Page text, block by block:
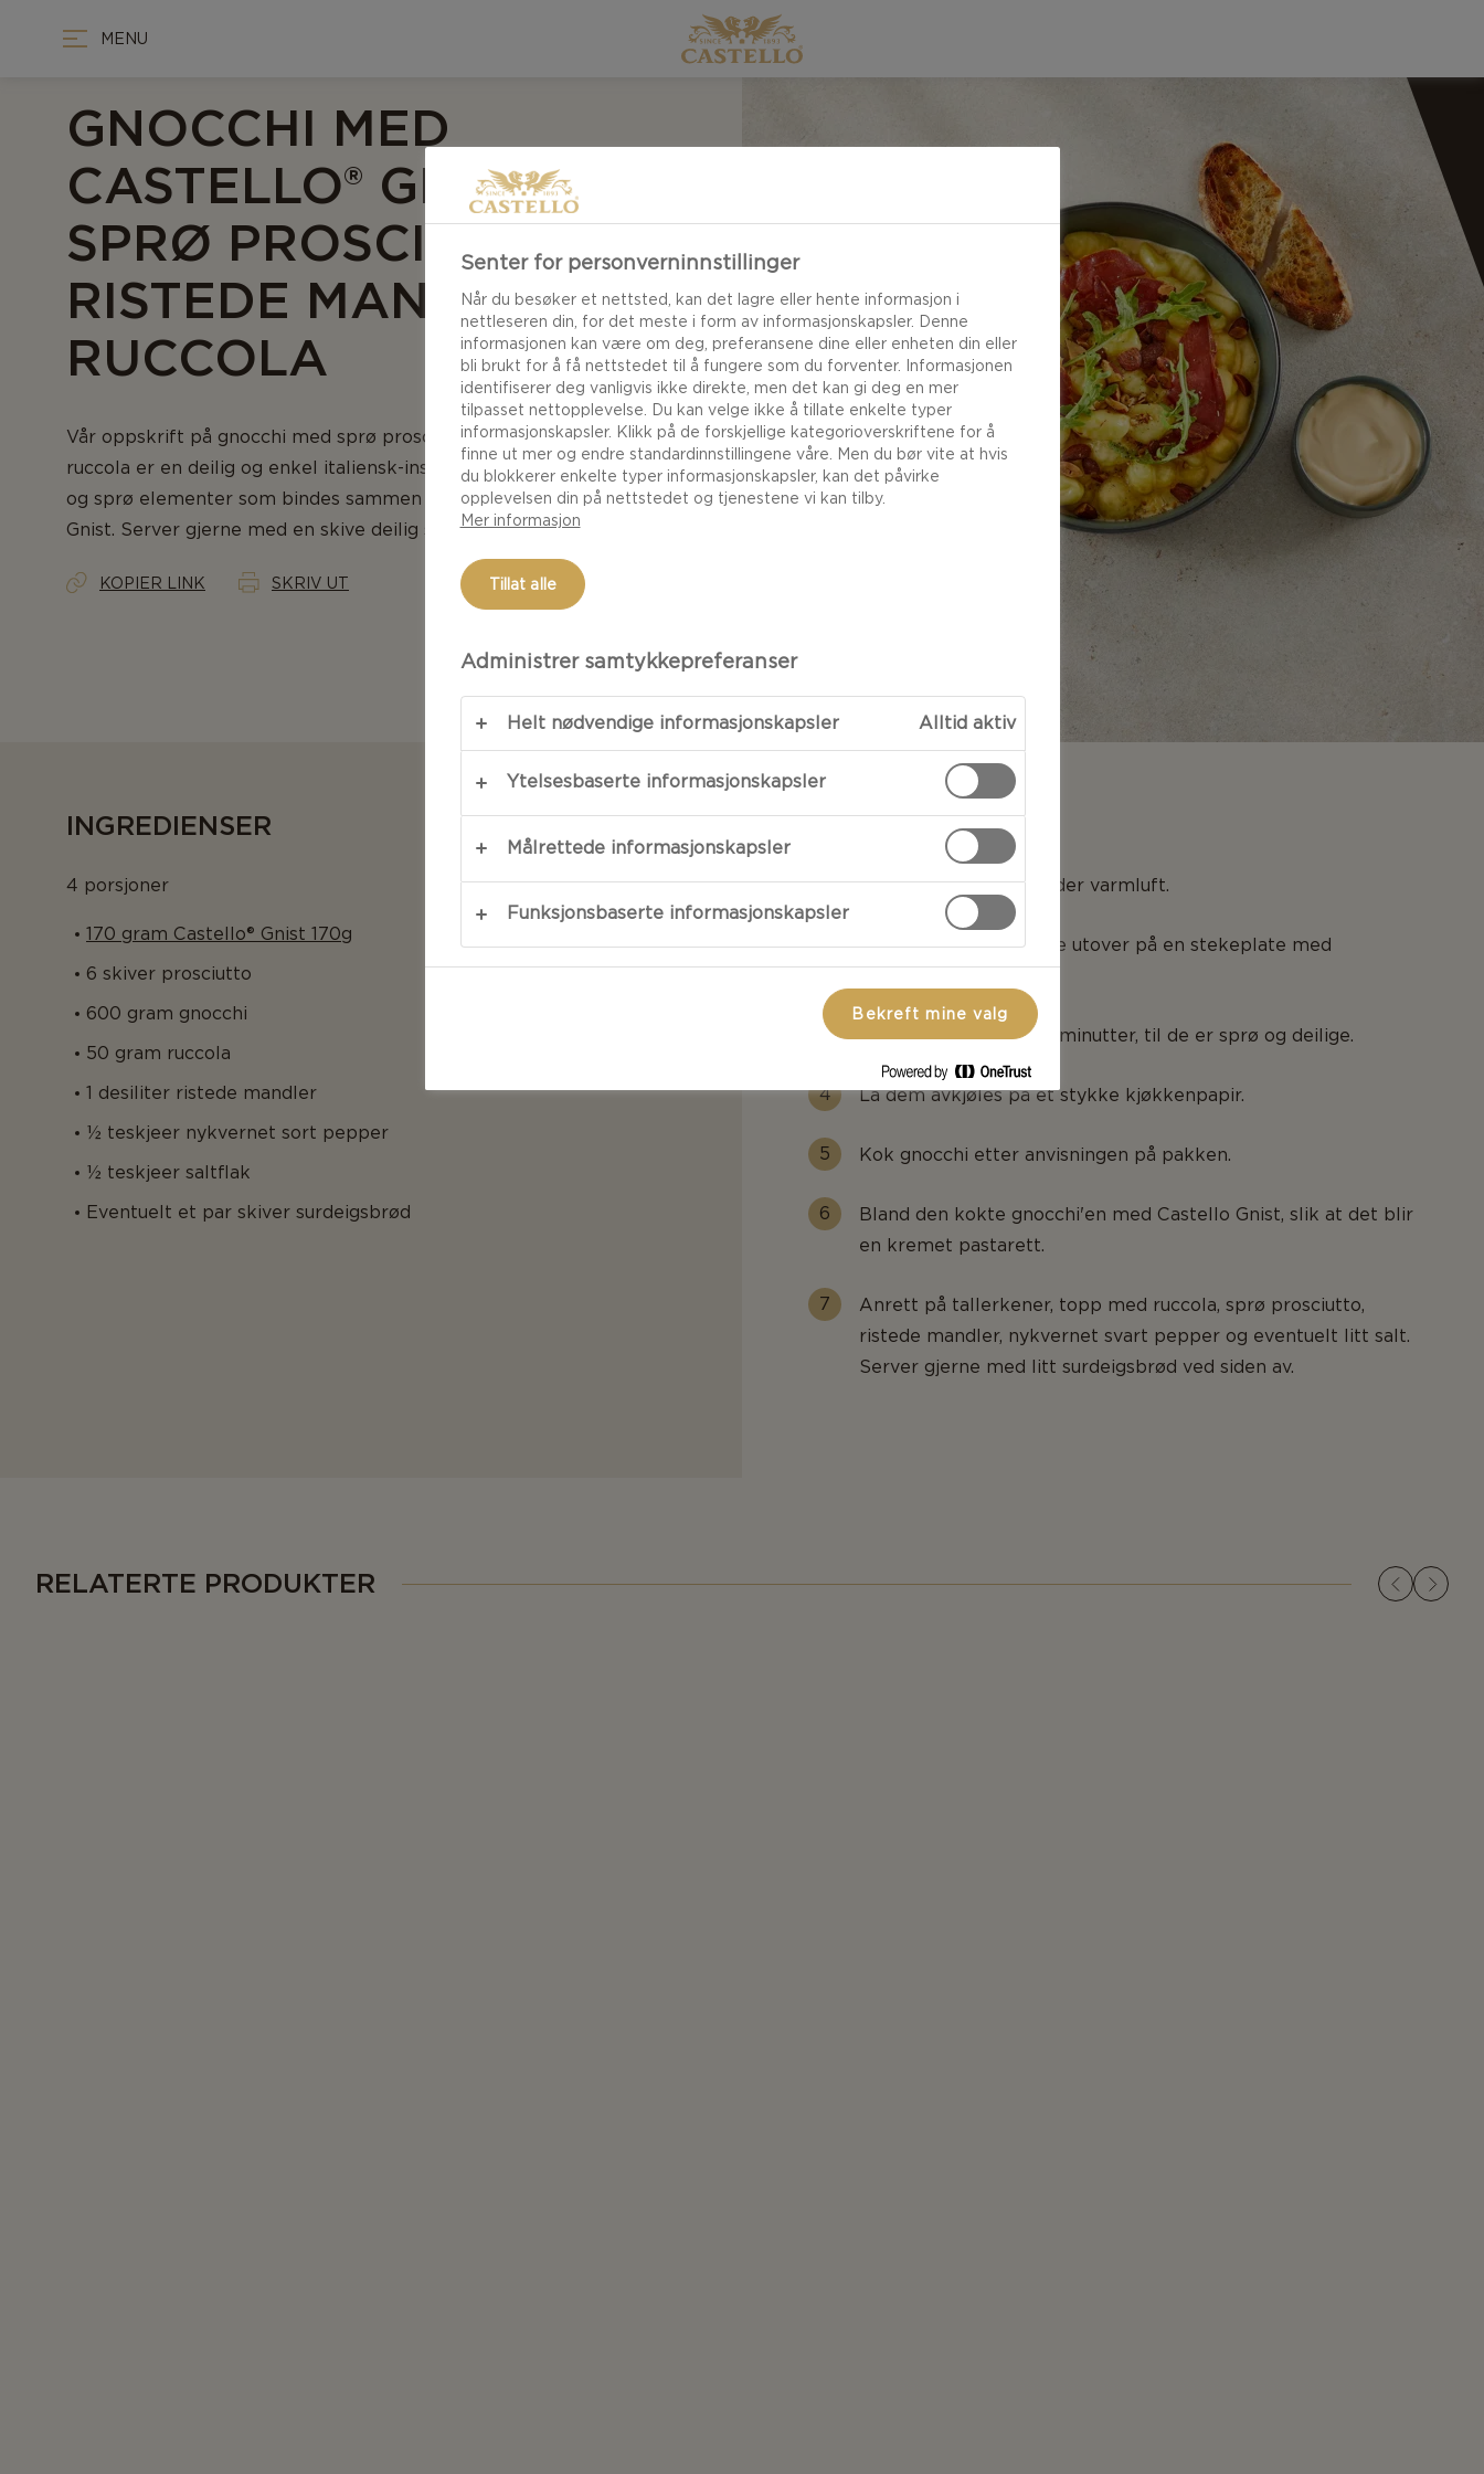
MENU
GNOCCHI MED
CASTELLO® GNIST,
SPRØ PROSCIUTTO,
RISTEDE MANDLER OG
RUCCOLA
Vår oppskrift på gnocchi med sprø prosciutto, ristede mandler og
ruccola er en deilig og enkel italiensk-inspirert rett, med både myke
og sprø elementer som bindes sammen i ren harmoni med Castello
Gnist. Server gjerne med en skive deilig surdeigsbrød ved siden av.
KOPIER LINK SKRIV UT
INGREDIENSER
4 porsjoner
170 gram Castello® Gnist 170g
6 skiver prosciutto
600 gram gnocchi
50 gram ruccola
1 desiliter ristede mandler
½ teskjeer nykvernet sort pepper
½ teskjeer saltflak
Eventuelt et par skiver surdeigsbrød
FORBEREDELSER
Sett ovnen på 180 grader varmluft.
Legg prosciuttoskivene utover på en stekeplate med
Stek i ovnen i cirka 10 minutter, til de er sprø og deilige.
La dem avkjøles på et stykke kjøkkenpapir.
Kok gnocchi etter anvisningen på pakken.
Bland den kokte gnocchi'en med Castello Gnist, slik at det blir
en kremet pastarett.
Anrett på tallerkener, topp med ruccola, sprø prosciutto,
ristede mandler, nykvernet svart pepper og eventuelt litt salt.
Server gjerne med litt surdeigsbrød ved siden av.
RELATERTE PRODUKTER
Senter for personverninnstillinger
Når du besøker et nettsted, kan det lagre eller hente informasjon i
nettleseren din, for det meste i form av informasjonskapsler. Denne
informasjonen kan være om deg, preferansene dine eller enheten din eller
bli brukt for å få nettstedet til å fungere som du forventer. Informasjonen
identifiserer deg vanligvis ikke direkte, men det kan gi deg en mer
tilpasset nettopplevelse. Du kan velge ikke å tillate enkelte typer
informasjonskapsler. Klikk på de forskjellige kategorioverskriftene for å
finne ut mer og endre standardinnstillingene våre. Men du bør vite at hvis
du blokkerer enkelte typer informasjonskapsler, kan det påvirke
opplevelsen din på nettstedet og tjenestene vi kan tilby.
Mer informasjon
Tillat alle
Administrer samtykkepreferanser
Helt nødvendige informasjonskapsler Alltid aktiv
Ytelsesbaserte informasjonskapsler
Målrettede informasjonskapsler
Funksjonsbaserte informasjonskapsler
Bekreft mine valg